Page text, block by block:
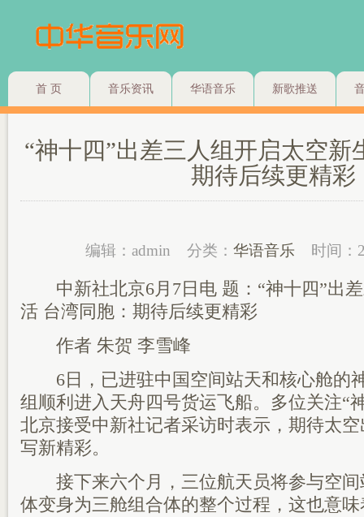
首 页 音乐资讯 华语音乐 新歌推送
“神十四”出差三人组开启太空新
期待后续更精彩
编辑：admin 分类： 华语音乐 时间：
中新社北京6月7日电 题：“神十四”出差
活 台湾同胞：期待后续更精彩
作者 朱贺 李雪峰
6日，已进驻中国空间站天和核心舱的
组顺利进入天舟四号货运飞船。多位关注“
北京接受中新社记者采访时表示，期待太
写新精彩。
接下来六个月，三位航天员将参与空间
体变身为三舱组合体的整个过程，这也意